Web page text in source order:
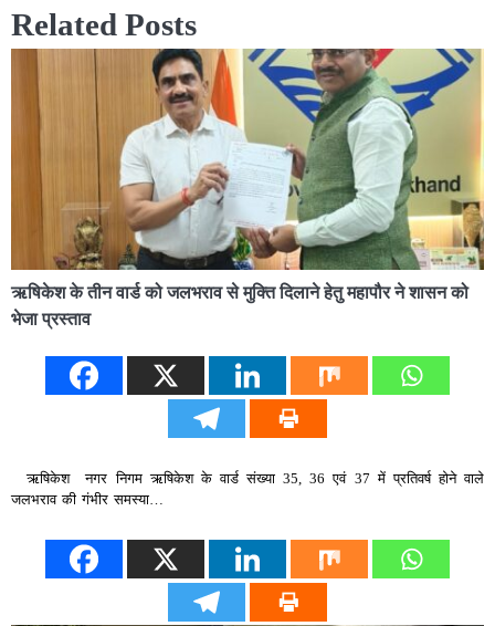
Related Posts
ऋषिकेश के तीन वार्ड को जलभराव से मुक्ति दिलाने हेतु महापौर ने शासन को
भेजा प्रस्ताव
ऋषिकेश नगर निगम ऋषिकेश के वार्ड संख्या 35, 36 एवं 37 में प्रतिवर्ष होने वाले
जलभराव की गंभीर समस्या…